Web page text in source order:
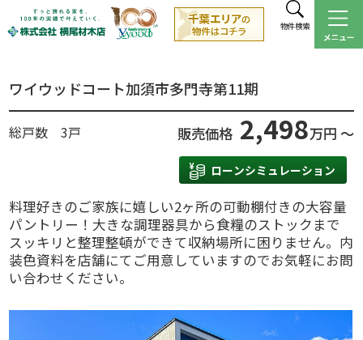
物件検索
ワイウッドコート加須市多門寺第11期
総戸数 3戸 販売価格 2,498万円 ～
ローンシミュレーション
料理好きのご家族に嬉しい2ヶ所の可動棚付きの大容量
パントリー！大きな調理器具から食糧のストックまで
スッキリと整理整頓ができて収納場所に困りません。内
装色資料を店舗にてご用意していますのでお気軽にお問
い合わせください。